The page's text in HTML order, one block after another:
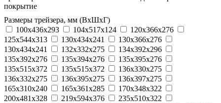
покрытие
Размеры трейзера, мм (ВхШхГ)
100x436x293
104х517х124
120x366x276
125x544x313
130x434x241
130х366х276
130х434х241
132x332x275
134x392x296
135x392x276
135x394x276
135x395x276
135x515x372
135х515х372
136x330x275
136x332x275
136x395x275
136x397x275
165x310x240
165x361x285
170x348x322
200x481x328
219x594x376
235x510x322